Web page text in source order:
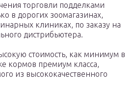
торговли подделками
в дорогих зоомагазинах,
клиниках, по заказу на
дистрибьютера.
стоимость, как минимум в
кормов премиум класса,
из высококачественного